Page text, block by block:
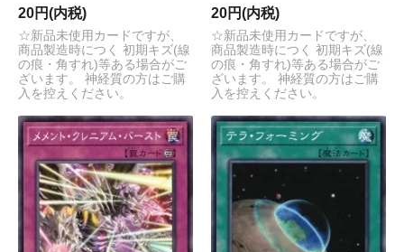
20円(内税)
☆新品未使用カードですが、
商品製造時につく 初期キズ(線
の痕・角すれ)等ある場合がご
ざいます。 神経質の方はご購
入を控えください。
20円(内税)
☆新品未使用カードですが、
商品製造時につく 初期キズ(線
の痕・角すれ)等ある場合がご
ざいます。 神経質の方はご購
入を控えください。